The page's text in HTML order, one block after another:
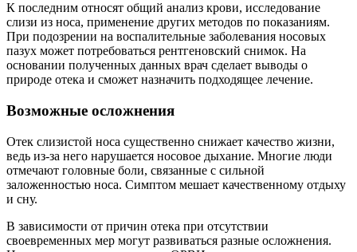
К последним относят общий анализ крови, исследование
слизи из носа, применение других методов по показаниям.
При подозрении на воспалительные заболевания носовых
пазух может потребоваться рентгеновский снимок. На
основании полученных данных врач сделает выводы о
природе отека и сможет назначить подходящее лечение.
Возможные осложнения
Отек слизистой носа существенно снижает качество жизни,
ведь из-за него нарушается носовое дыхание. Многие люди
отмечают головные боли, связанные с сильной
заложенностью носа. Симптом мешает качественному отдыху
и сну.
В зависимости от причин отека при отсутствии
своевременных мер могут развиваться разные осложнения.